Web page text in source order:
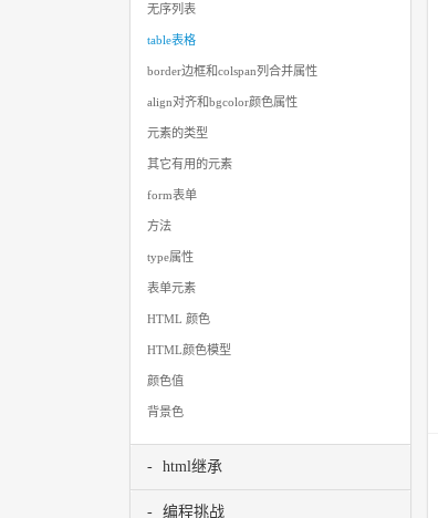
无序列表
table表格
border边框和colspan列合并属性
align对齐和bgcolor颜色属性
元素的类型
其它有用的元素
form表单
方法
type属性
表单元素
HTML 颜色
HTML颜色模型
颜色值
背景色
html继承
编程挑战